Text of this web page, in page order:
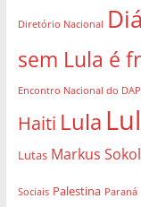
Diretório Nacional
sem Lula é
Encontro Nacional do DAP
Haiti Lula
Lutas Markus Sokol
Sociais Palestina Paraná